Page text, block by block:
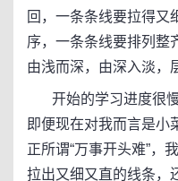
回，一条条线要拉得又
序，一条条线要排列整
由浅而深，由深入淡，
开始的学习进度很慢
即便现在对我而言是小
正所谓“万事开头难”，
拉出又细又直的线条，